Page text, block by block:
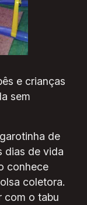
e crianças
sem
de
dias de vida
conhece
coletora.
com o tabu